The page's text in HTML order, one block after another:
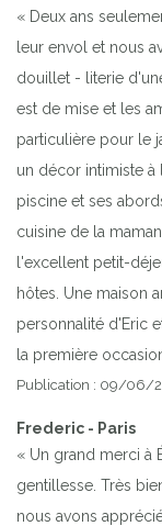
« Deux ans
leur envol et nous
douillet - literie
est de mise et les
particulière pour le
un décor intimiste à
piscine et ses
cuisine de la
l'excellent petit-
hôtes. Une maison
personnalité d'Eric
la première
Publication : 09/06/
Frederic - Paris
« Un grand merci à
gentillesse. Très
nous avons